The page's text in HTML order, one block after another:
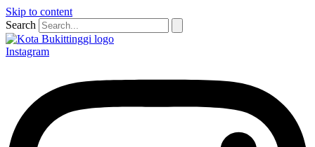
Skip to content
Search
Instagram